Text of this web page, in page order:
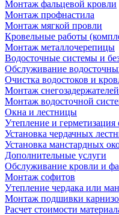
Монтаж фальцевой кровли
Монтаж профнастила
Монтаж мягкой провли
Кровельные работы
Монтаж металлочерепицы
Водосточные системы и
Обслуживание
Очистка водостоков и
Монтаж
Монтаж водосточной
Окна и лестницы
Утепление и
Установка чердачных
Установка манстардных
Дополнительные услуги
Обслуживание кровли и
Монтаж софитов
Утепление чердака или
Монтаж подшивки
Расчет стоимости